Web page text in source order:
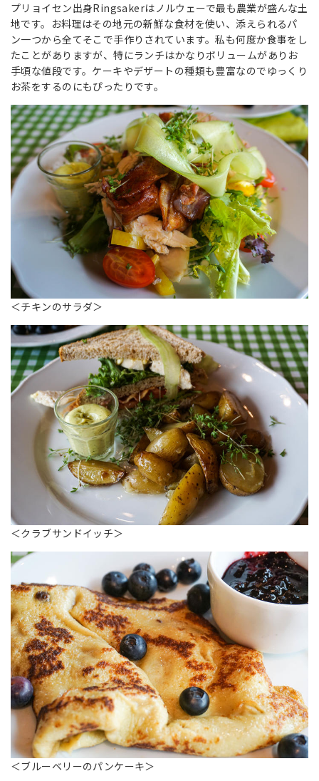
プリョイセン出身Ringsakerはノルウェーで最も農業が盛んな土
地です。お料理はその地元の新鮮な食材を使い、添えられるパ
ン一つから全てそこで手作りされています。私も何度か食事をし
たことがありますが、特にランチはかなりボリュームがありお
手頃な値段です。ケーキやデザートの種類も豊富なのでゆっくり
お茶をするのにもぴったりです。
＜チキンのサラダ＞
＜クラブサンドイッチ＞
＜ブルーベリーのパンケーキ＞